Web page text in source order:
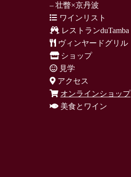
– 壮瞥×京丹波
ワインリスト
レストランduTamba
ヴィンヤードグリル
ショップ
見学
アクセス
オンラインショップ
美食とワイン